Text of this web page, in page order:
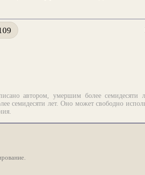
автором, умершим более семидесяти
семидесяти лет. Оно может свободно